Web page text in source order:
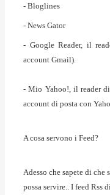
- Bloglines
- News Gator
- Google Reader, il
account Gmail).
- Mio Yahoo!, il reader
account di posta con
A cosa servono i Feed?
Adesso che sapete di
possa servire.. I feed